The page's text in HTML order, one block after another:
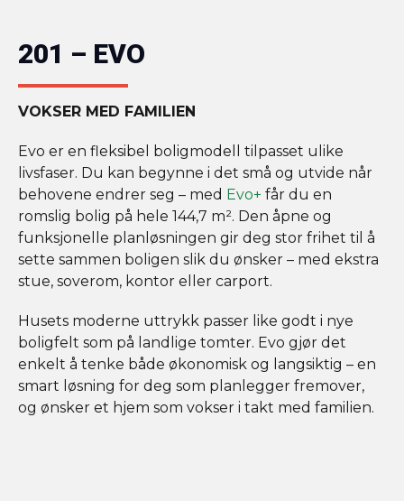
201 – EVO
VOKSER MED FAMILIEN
Evo er en fleksibel boligmodell tilpasset ulike
livsfaser. Du kan begynne i det små og utvide når
behovene endrer seg – med Evo+ får du en
romslig bolig på hele 144,7 m². Den åpne og
funksjonelle planløsningen gir deg stor frihet til å
sette sammen boligen slik du ønsker – med ekstra
stue, soverom, kontor eller carport.
Husets moderne uttrykk passer like godt i nye
boligfelt som på landlige tomter. Evo gjør det
enkelt å tenke både økonomisk og langsiktig – en
smart løsning for deg som planlegger fremover,
og ønsker et hjem som vokser i takt med familien.